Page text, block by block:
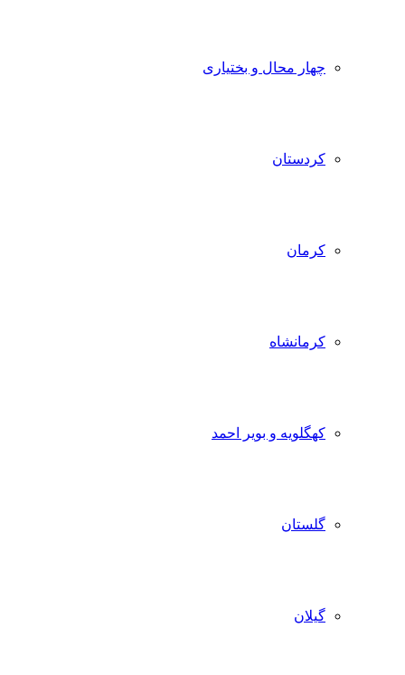
چهار محال و بختیاری
کردستان
کرمان
کرمانشاه
کهگلویه و بویر احمد
گلستان
گیلان